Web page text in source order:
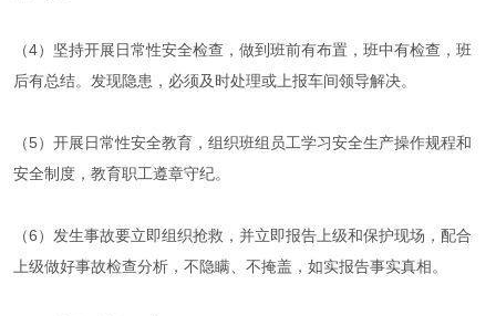
（4）坚持开展日常性安全检查，做到班前有布置，班中有检查，班
后有总结。发现隐患，必须及时处理或上报车间领导解决。
（5）开展日常性安全教育，组织班组员工学习安全生产操作规程和
安全制度，教育职工遵章守纪。
（6）发生事故要立即组织抢救，并立即报告上级和保护现场，配合
上级做好事故检查分析，不隐瞒、不掩盖，如实报告事实真相。